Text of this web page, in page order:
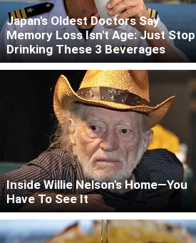
Japan's Oldest Doctors Say
Memory Loss Isn't Age: Just Stop
Drinking These 3 Beverages
Inside Willie Nelson's Home—You
Have To See It